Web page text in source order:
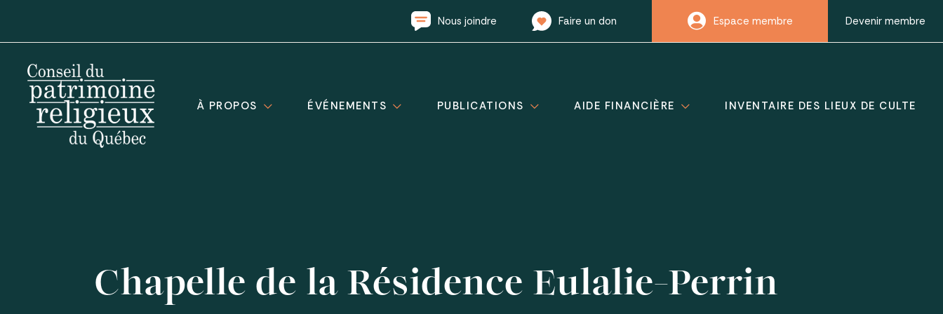
Nous joindre Faire un don Espace membre Devenir membre
À PROPOS ÉVÉNEMENTS PUBLICATIONS AIDE FINANCIÈRE INVENTAIRE DES LIEUX DE CULTE
Chapelle de la Résidence Eulalie-Perrin